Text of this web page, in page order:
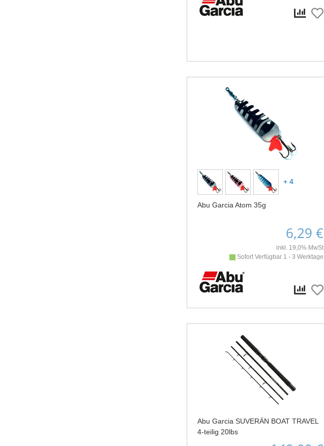
+ 4
Abu Garcia Atom 35g
6,29 €
inkl. 19,0% MwSt
Sofort Verfügbar 1 - 3 Werktage
Abu Garcia SUVERÄN BOAT TRAVEL
4-teilig 20lbs